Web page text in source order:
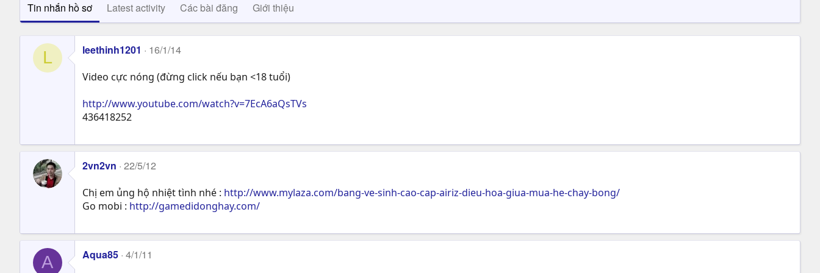
Tin nhắn hồ sơ Latest activity Các bài đăng Giới thiệu
L leethinh1201 16/1/14
Video cực nóng (đừng click nếu bạn <18 tuổi)
http://www.youtube.com/watch?v=7EcA6aQsTVs
436418252
2vn2vn 22/5/12
Chị em ủng hộ nhiệt tình nhé : http://www.mylaza.com/bang-ve-sinh-cao-cap-airiz-dieu-hoa-giua-mua-he-chay-bong/
Go mobi : http://gamedidonghay.com/
A Aqua85 4/1/11